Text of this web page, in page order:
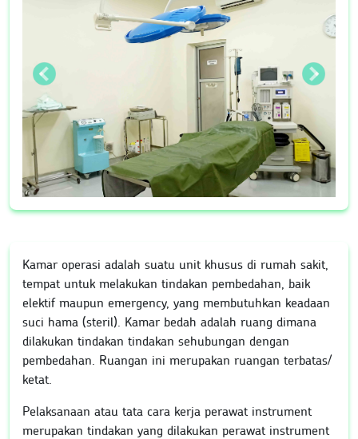
Kamar operasi adalah suatu unit khusus di rumah sakit,
tempat untuk melakukan tindakan pembedahan, baik
elektif maupun emergency, yang membutuhkan keadaan
suci hama (steril). Kamar bedah adalah ruang dimana
dilakukan tindakan tindakan sehubungan dengan
pembedahan. Ruangan ini merupakan ruangan terbatas/
ketat.
Pelaksanaan atau tata cara kerja perawat instrument
merupakan tindakan yang dilakukan perawat instrument